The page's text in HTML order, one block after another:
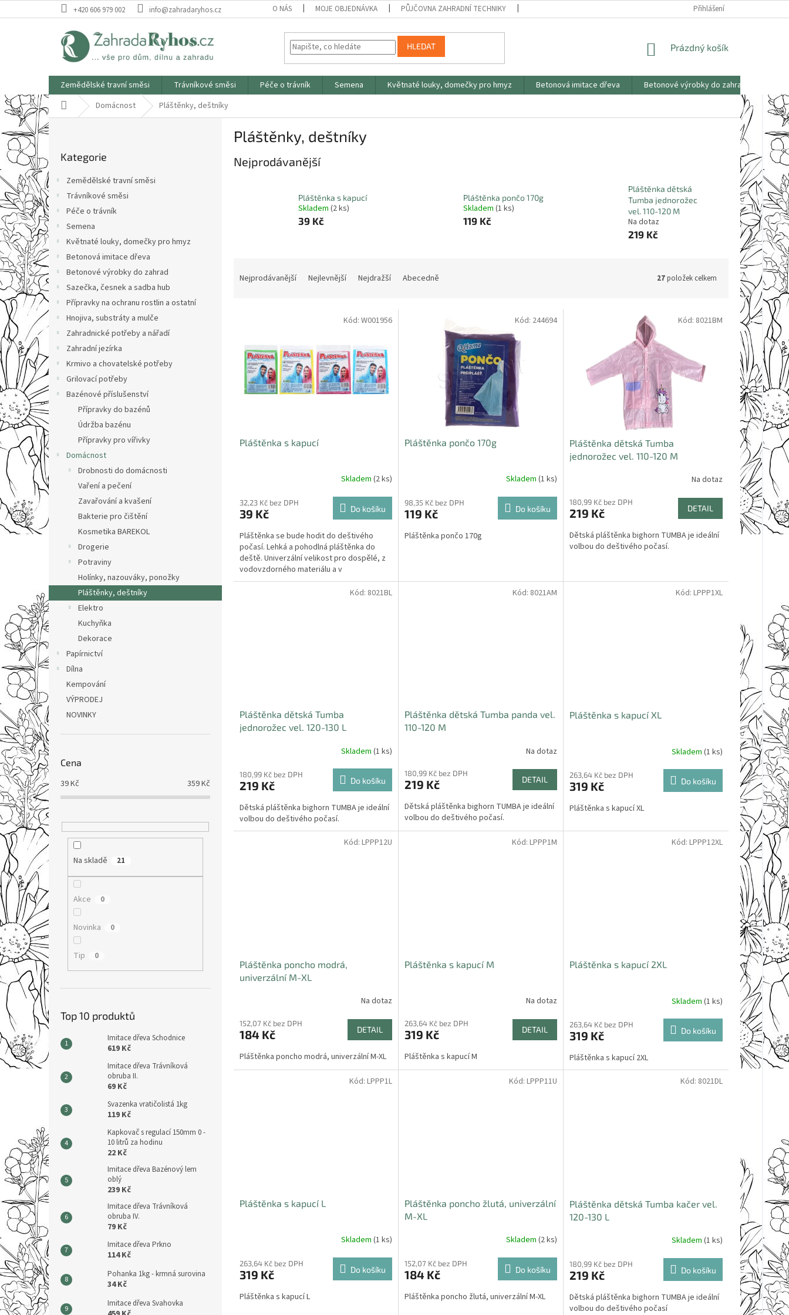
na
+420 606 979 002 info@zahradaryhos.cz O NÁS MOJE OBJEDNÁVKA PŮJČOVNA ZAHRADNÍ TECHNIKY PODMÍNKY OCHRANY
Přihlášení
HLEDAT
NÁKUPNÍ
Prázdný košík
Zemědělské travní směsi Trávníkové směsi Péče o trávník Semena Květnaté louky, domečky pro hmyz Betonová imitace dřeva Betonové výrobky do zahrad
Domů Domácnost Pláštěnky, deštníky
P
o
r
a
n
n
í
p
a
n
e
l
kategorie
Kategorie
Zemědělské travní směsi
Trávníkové směsi
Péče o trávník
Semena
Květnaté louky, domečky pro hmyz
Betonová imitace dřeva
Betonové výrobky do zahrad
Sazečka, česnek a sadba hub
Přípravky na ochranu rostlin a ostatní
Hnojiva, substráty a mulče
Zahradnické potřeby a nářadí
Zahradní jezírka
Krmivo a chovatelské potřeby
Grilovací potřeby
Bazénové příslušenství
Přípravky do bazénů
Údržba bazénu
Přípravky pro vířivky
Domácnost
Drobnosti do domácnosti
Vaření a pečení
Zavařování a kvašení
Bakterie pro čištění
Kosmetika BAREKOL
Drogerie
Potraviny
Holínky, nazouváky, ponožky
Pláštěnky, deštníky
Elektro
Kuchyňka
Dekorace
Papírnictví
Dílna
Kempování
VÝPRODEJ
NOVINKY
Cena
39Kč 359Kč
Na skladě 21
Akce 0
Novinka 0
Tip 0
Top 10 produktů
Imitace dřeva Schodnice
619 Kč
Imitace dřeva Trávníková
obruba II.
69 Kč
Svazenka vratičolistá 1kg
119 Kč
Kapkovač s regulací 150mm 0 -
10 litrů za hodinu
22 Kč
Imitace dřeva Bazénový lem
oblý
239 Kč
Imitace dřeva Trávníková
obruba IV.
79 Kč
Imitace dřeva Prkno
114 Kč
Pohanka 1kg - krmná surovina
34 Kč
Imitace dřeva Svahovka
Pláštěnky, deštníky
Nejprodávanější
Pláštěnka s kapucí
Skladem (2 ks)
39 Kč
Pláštěnka pončo 170g
Skladem (1 ks)
119 Kč
Pláštěnka dětská
Tumba jednorožec
vel. 110-120 M
Na dotaz
219 Kč
Nejprodávanější Nejlevnější Nejdražší Abecedně 27položek celkem
Pláštěnka s kapucí
Skladem (2 ks)
32,23 Kč bez DPH
39 Kč Do košíku
Pláštěnka se bude hodit do deštivého
počasí. Lehká a pohodlná pláštěnka do
deště. Univerzální velikost pro dospělé, z
vodovzdorného materiálu a v
transparentním provedení s...
Kód: W001956
Pláštěnka pončo 170g
Skladem (1 ks)
98,35 Kč bez DPH
119 Kč Do košíku
Pláštěnka pončo 170g
Kód: 244694
Pláštěnka dětská Tumba
jednorožec vel. 110-120 M
Na dotaz
180,99 Kč bez DPH
219 Kč DETAIL
Dětská pláštěnka bighorn TUMBA je ideální
volbou do deštivého počasí.
Kód: 8021BM
Pláštěnka dětská Tumba
jednorožec vel. 120-130 L
Skladem (1 ks)
180,99 Kč bez DPH
219 Kč Do košíku
Dětská pláštěnka bighorn TUMBA je ideální
volbou do deštivého počasí.
Kód: 8021BL
Pláštěnka dětská Tumba panda vel.
110-120 M
Na dotaz
180,99 Kč bez DPH
219 Kč DETAIL
Dětská pláštěnka bighorn TUMBA je ideální
volbou do deštivého počasí.
Kód: 8021AM
Pláštěnka s kapucí XL
Skladem (1 ks)
263,64 Kč bez DPH
319 Kč Do košíku
Pláštěnka s kapucí XL
Kód: LPPP1XL
Pláštěnka poncho modrá,
univerzální M-XL
Na dotaz
152,07 Kč bez DPH
184 Kč DETAIL
Pláštěnka poncho modrá, univerzální M-XL
Kód: LPPP12U
Pláštěnka s kapucí M
Na dotaz
263,64 Kč bez DPH
319 Kč DETAIL
Pláštěnka s kapucí M
Kód: LPPP1M
Pláštěnka s kapucí 2XL
Skladem (1 ks)
263,64 Kč bez DPH
319 Kč Do košíku
Pláštěnka s kapucí 2XL
Kód: LPPP12XL
Pláštěnka s kapucí L
Skladem (1 ks)
263,64 Kč bez DPH
319 Kč Do košíku
Pláštěnka s kapucí L
Kód: LPPP1L
Pláštěnka poncho žlutá, univerzální
M-XL
Skladem (2 ks)
152,07 Kč bez DPH
184 Kč Do košíku
Pláštěnka poncho žlutá, univerzální M-XL
Kód: LPPP11U
Pláštěnka dětská Tumba kačer vel.
120-130 L
Skladem (1 ks)
180,99 Kč bez DPH
219 Kč Do košíku
Dětská pláštěnka bighorn TUMBA je ideální
volbou do deštivého počasí
Kód: 8021DL